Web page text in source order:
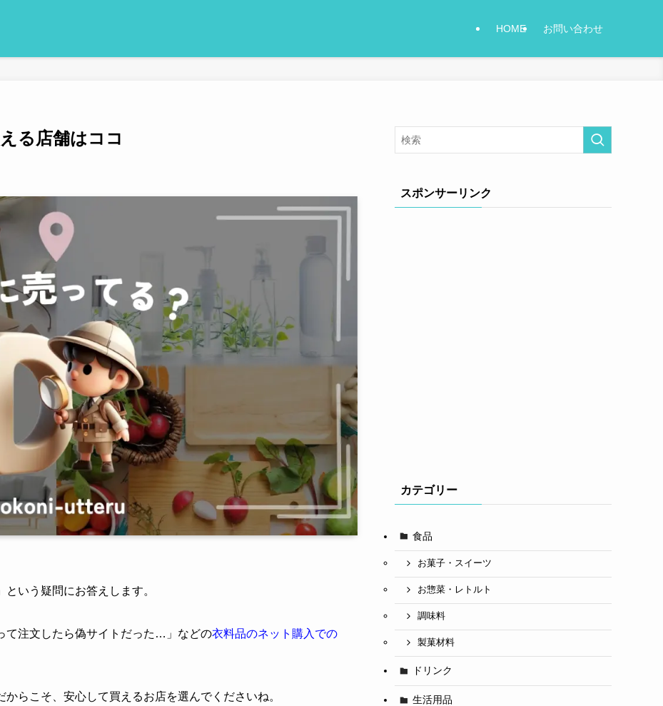
HOME お問い合わせ
る店舗はココ
いう疑問にお答えします。
て注文したら偽サイトだった…」などの衣料品のネット購入での
らこそ、安心して買えるお店を選んでくださいね。
スポンサーリンク
カテゴリー
食品
お菓子・スイーツ
お惣菜・レトルト
調味料
製菓材料
ドリンク
生活用品